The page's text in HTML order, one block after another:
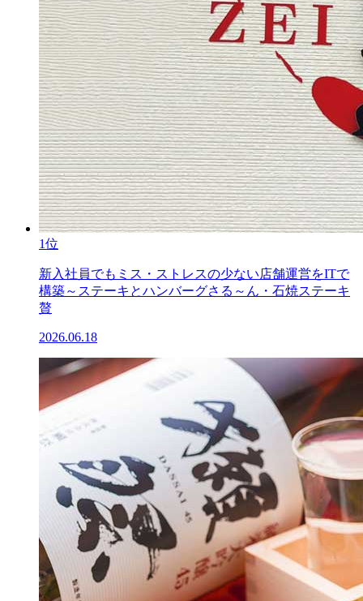
1位
新入社員でもミス・ストレスの少ない店舗運営をITで
構築～ステーキとハンバーグさる～ん・石焼ステーキ
贅
2026.06.18